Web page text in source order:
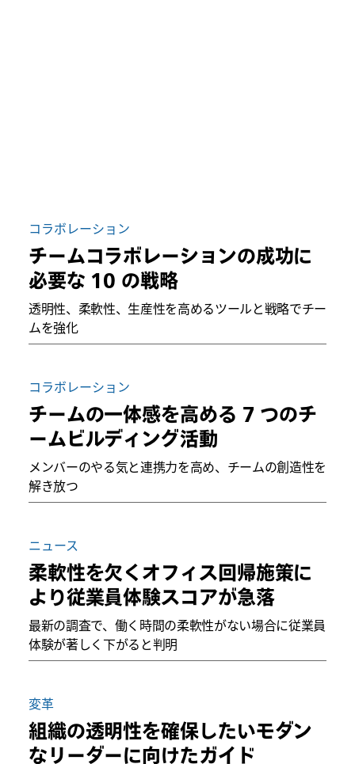
コラボレーション
チームコラボレーションの成功に
必要な 10 の戦略
透明性、柔軟性、生産性を高めるツールと戦略でチー
ムを強化
コラボレーション
チームの一体感を高める 7 つのチ
ームビルディング活動
メンバーのやる気と連携力を高め、チームの創造性を
解き放つ
ニュース
柔軟性を欠くオフィス回帰施策に
より従業員体験スコアが急落
最新の調査で、働く時間の柔軟性がない場合に従業員
体験が著しく下がると判明
変革
組織の透明性を確保したいモダン
なリーダーに向けたガイド